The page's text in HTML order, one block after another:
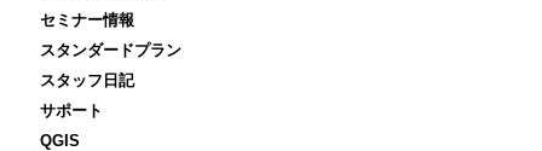
セミナー情報
スタンダードプラン
スタッフ日記
サポート
QGIS